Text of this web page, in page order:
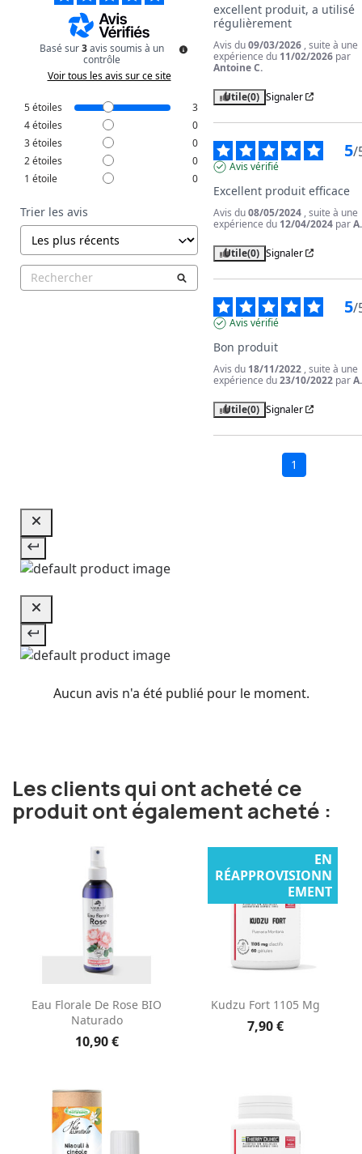
Basé sur3avis soumis à un
contrôle
Voir tous les avis sur ce site
5étoiles
3
4étoiles
0
3étoiles
0
2étoiles
0
1 étoile 0
Trier les avis
excellent produit, a utilisé
régulièrement
Avis du09/03/2026 , suite à une
expérience du 11/02/2026 par
Antoine C.
Utile(0) Signaler
5/
Avis vérifié
Excellent produit efficace
Avis du08/05/2024 , suite à une
expérience du 12/04/2024 par
Utile(0) Signaler
5/
Avis vérifié
Bon produit
Avis du 18/11/2022 , suite à une
expérience du23/10/2022 par
Utile(0) Signaler
1
Aucun avis n'a été publié pour le moment.
Les clients qui ont acheté ce
produit ont également acheté :
Eau Florale De Rose BIO
Naturado
10,90 €
Kudzu Fort 1105 Mg
7,90 €
EN
RÉAPPROVISIONN
EMENT